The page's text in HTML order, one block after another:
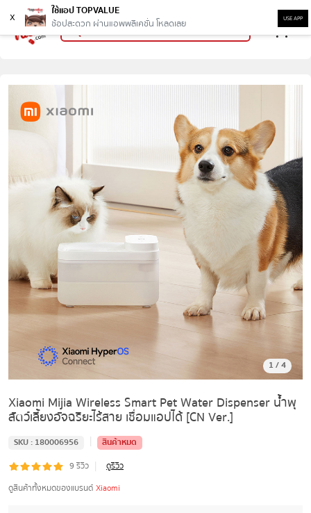
x
ใช้แอป TOPVALUE
ช้อปสะดวก ผ่านแอพพลิเคชั่น โหลดเลย
USE APP
1 /4
Xiaomi Mijia Wireless Smart Pet Water Dispenser น้ำพุ
สัตว์เลี้ยงอัจฉริยะไร้สาย เชื่อมแอปได้ [CN Ver.]
SKU : 180006956 |
สินค้าหมด
9 รีวิว |
ดูรีวิว
ดูสินค้าทั้งหมดของแบรนด์ Xiaomi